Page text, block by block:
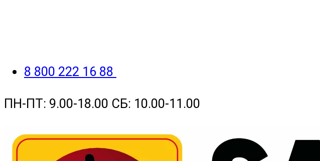
8 800 222 16 88
ПН-ПТ: 9.00-18.00 СБ: 10.00-11.00